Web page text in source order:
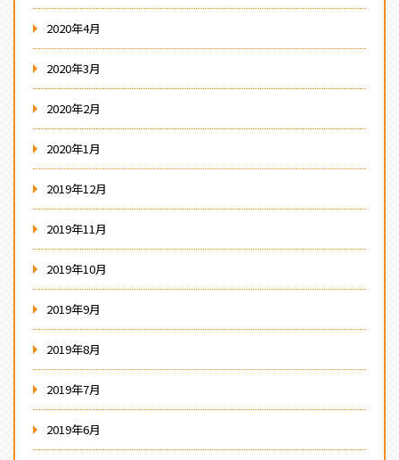
2020年4月
2020年3月
2020年2月
2020年1月
2019年12月
2019年11月
2019年10月
2019年9月
2019年8月
2019年7月
2019年6月